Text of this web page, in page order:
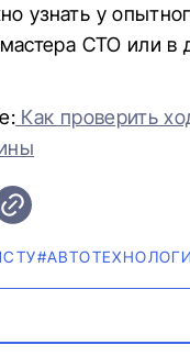
узнать у
СТО или в
Как проверить